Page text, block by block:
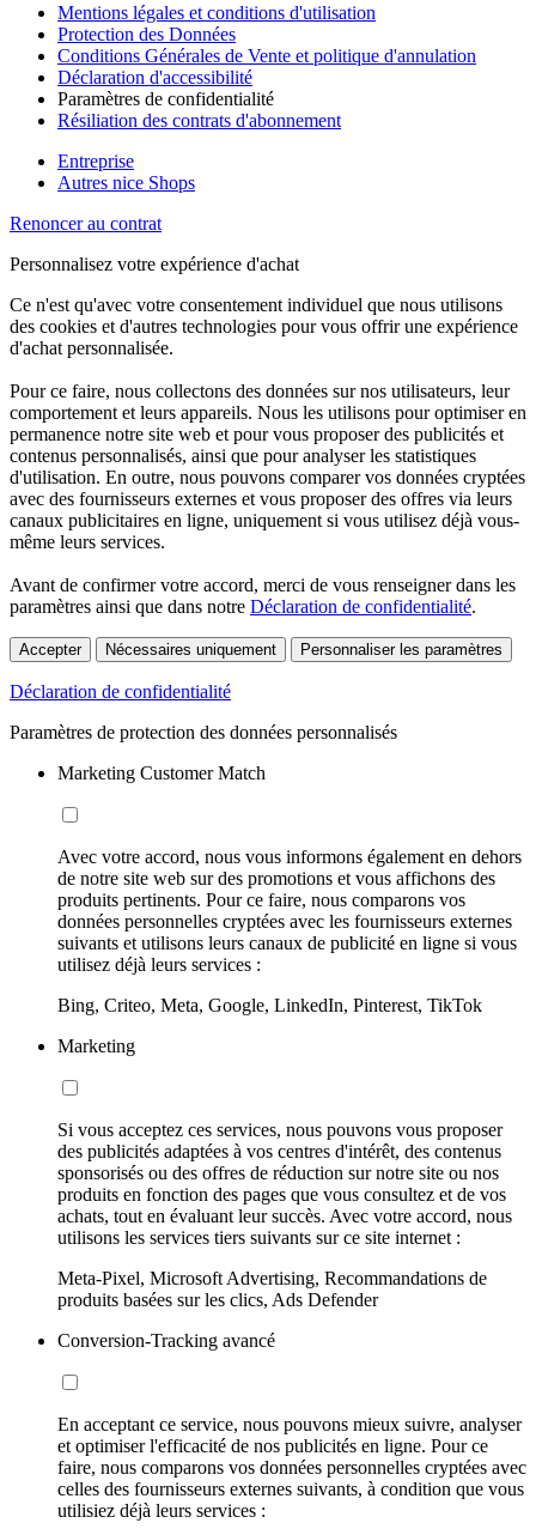
Mentions légales et conditions d'utilisation
Protection des Données
Conditions Générales de Vente et politique d'annulation
Déclaration d'accessibilité
Paramètres de confidentialité
Résiliation des contrats d'abonnement
Entreprise
Autres nice Shops
Renoncer au contrat
Personnalisez votre expérience d'achat
Ce n'est qu'avec votre consentement individuel que nous utilisons
des cookies et d'autres technologies pour vous offrir une expérience
d'achat personnalisée.
Pour ce faire, nous collectons des données sur nos utilisateurs, leur
comportement et leurs appareils. Nous les utilisons pour optimiser en
permanence notre site web et pour vous proposer des publicités et
contenus personnalisés, ainsi que pour analyser les statistiques
d'utilisation. En outre, nous pouvons comparer vos données cryptées
avec des fournisseurs externes et vous proposer des offres via leurs
canaux publicitaires en ligne, uniquement si vous utilisez déjà vous-
même leurs services.
Avant de confirmer votre accord, merci de vous renseigner dans les
paramètres ainsi que dans notre Déclaration de confidentialité.
Accepter Nécessaires uniquement Personnaliser les paramètres
Déclaration de confidentialité
Paramètres de protection des données personnalisés
Marketing Customer Match
Avec votre accord, nous vous informons également en dehors
de notre site web sur des promotions et vous affichons des
produits pertinents. Pour ce faire, nous comparons vos
données personnelles cryptées avec les fournisseurs externes
suivants et utilisons leurs canaux de publicité en ligne si vous
utilisez déjà leurs services :
Bing, Criteo, Meta, Google, LinkedIn, Pinterest, TikTok
Marketing
Si vous acceptez ces services, nous pouvons vous proposer
des publicités adaptées à vos centres d'intérêt, des contenus
sponsorisés ou des offres de réduction sur notre site ou nos
produits en fonction des pages que vous consultez et de vos
achats, tout en évaluant leur succès. Avec votre accord, nous
utilisons les services tiers suivants sur ce site internet :
Meta-Pixel, Microsoft Advertising, Recommandations de
produits basées sur les clics, Ads Defender
Conversion-Tracking avancé
En acceptant ce service, nous pouvons mieux suivre, analyser
et optimiser l'efficacité de nos publicités en ligne. Pour ce
faire, nous comparons vos données personnelles cryptées avec
celles des fournisseurs externes suivants, à condition que vous
utilisiez déjà leurs services :